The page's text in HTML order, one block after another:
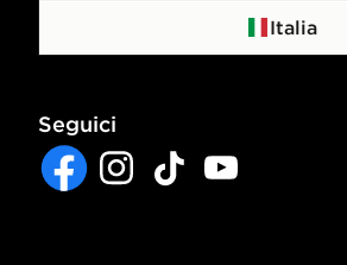
Italia
Seguici